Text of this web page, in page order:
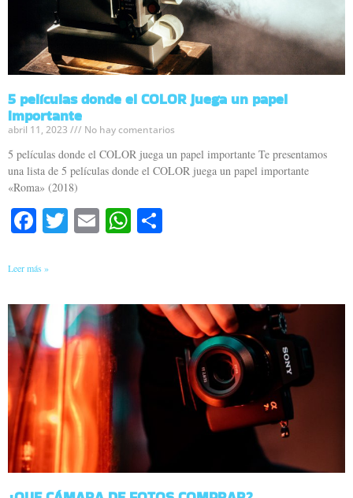
5 películas donde el COLOR juega un papel
importante
abril 11, 2023 No hay comentarios
5 películas donde el COLOR juega un papel importante Te presentamos
una lista de 5 películas donde el COLOR juega un papel importante
«Roma» (2018)
Facebook
Twitter
EmailWhatsApp
Leer más »